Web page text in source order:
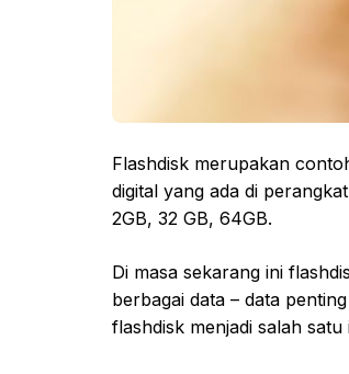
Flashdisk merupakan
digital yang ada di
2GB, 32 GB, 64GB.
Di masa sekarang ini
berbagai data – data
flashdisk menjadi salah